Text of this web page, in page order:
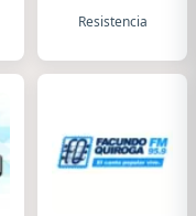
Resistencia